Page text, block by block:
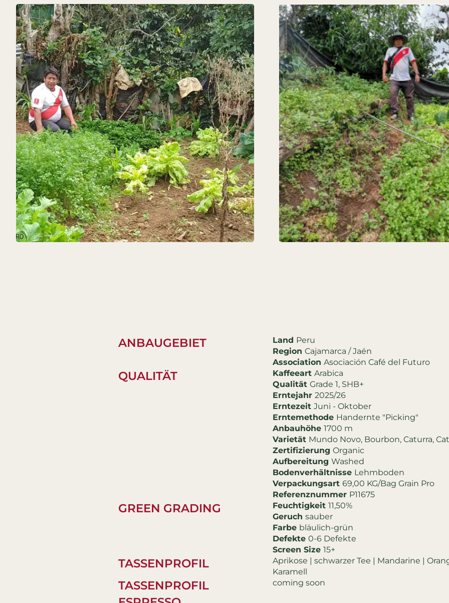
ANBAUGEBIET Land Peru
Region Cajamarca / Jaén
Association Asociación Café del Futuro
QUALITÄT Kaffeeart Arabica
Qualität Grade 1, SHB+
Erntejahr 2025/26
Erntezeit Juni - Oktober
Erntemethode Handernte "Picking"
Anbauhöhe 1700 m
Varietät Mundo Novo, Bourbon, Caturra,
Zertifizierung Organic
Aufbereitung Washed
Bodenverhältnisse Lehmboden
Verpackungsart 69,00 KG/Bag Grain Pro
Referenznummer P11675
GREEN GRADING Feuchtigkeit 11,50%
Geruch sauber
Farbe bläulich-grün
Defekte 0-6 Defekte
Screen Size 15+
TASSENPROFIL
Aprikose | schwarzer Tee | Mandarine |
Karamell
TASSENPROFIL
coming soon